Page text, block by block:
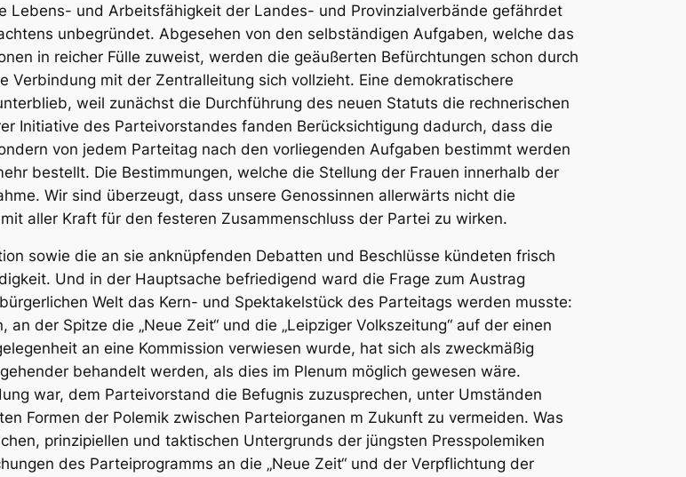
Lebens- und Arbeitsfähigkeit der Landes- und Provinzialverbände gefährdet
unbegründet. Abgesehen von den selbständigen Aufgaben, welche das
in reicher Fülle zuweist, werden die geäußerten Befürchtungen schon durch
mit der Zentralleitung sich vollzieht. Eine demokratischere
weil zunächst die Durchführung des neuen Statuts die rechnerischen
Initiative des Parteivorstandes fanden Berücksichtigung dadurch, dass die
von jedem Parteitag nach den vorliegenden Aufgaben bestimmt werden
bestellt. Die Bestimmungen, welche die Stellung der Frauen innerhalb der
Wir sind überzeugt, dass unsere Genossinnen allerwärts nicht die
aller Kraft für den festeren Zusammenschluss der Partei zu wirken.
sowie die an sie anknüpfenden Debatten und Beschlüsse kündeten frisch
Und in der Hauptsache befriedigend ward die Frage zum Austrag
Welt das Kern- und Spektakelstück des Parteitags werden musste:
der Spitze die „Neue Zeit“ und die „Leipziger Volkszeitung“ auf der einen
an eine Kommission verwiesen wurde, hat sich als zweckmäßig
behandelt werden, als dies im Plenum möglich gewesen wäre.
war, dem Parteivorstand die Befugnis zuzusprechen, unter Umständen
Formen der Polemik zwischen Parteiorganen m Zukunft zu vermeiden. Was
prinzipiellen und taktischen Untergrunds der jüngsten Presspolemiken
des Parteiprogramms an die „Neue Zeit“ und der Verpflichtung der